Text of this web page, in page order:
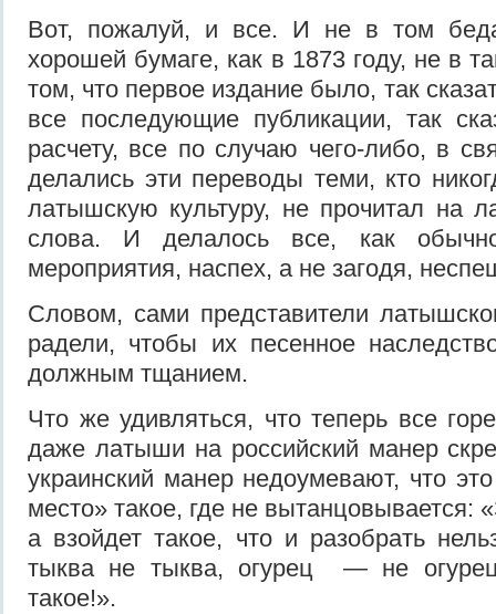
Вот, пожалуй, и все. И не в том
хорошей бу­маге, как в 1873 году, не в
том, что первое из­дание было, так
все последующие публика­ции, так
расче­ту, все по случаю чего-либо, в
делались эти пере­воды теми, кто
латышскую культуру, не про­читал на
слова. И делалось все, как
мероприятия, наспех, а не загодя,
Словом, сами представители
радели, чтобы их песенное
должным тщанием.
Что же удивляться, что теперь все
даже латы­ши на российский манер
украинский манер не­доумевают, что
место» такое, где не вытанцо­вывается:
а взойдет такое, что и разобрать
тыква не тыква, огурец — не
такое!».